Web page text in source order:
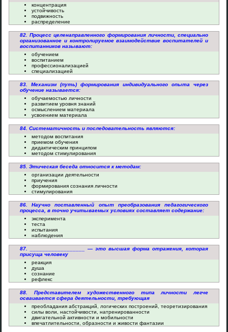
концентрация
устойчивость
подвижность
распределение
82. Процесс целенаправленного формирования личности, специально
организованное и контролируемое взаимодействие воспитателей и
воспитанников называют:
обучением
воспитанием
профессионализацией
специализацией
83. Механизм (путь) формирования индивидуального опыта через
обучение называется:
обучаемостью личности
развитием уровня знаний
осмыслением материала
усвоением материала
84. Систематичность и последовательность являются:
методом воспитания
приемом обучения
дидактическим принципом
методом стимулирования
85. Этическая беседа относится к методам:
организации деятельности
приучения
формирования сознания личности
стимулирования
86. Научно поставленный опыт преобразования педагогического
процесса, в точно учитываемых условиях составляет содержание:
эксперимента
теста
испытания
наблюдения
87. __________________ — это высшая форма отражения, которая
присуща человеку
реакция
душа
сознание
рефлекс
88. Представителем художественного типа личности легче
осваивается сфера деятельности, требующая
преобладания абстракций, логических построений, теоретизирования
силы воли, настойчивости, натренированности
двигательной активности и мобильности
впечатлительности, образности и живости фантазии